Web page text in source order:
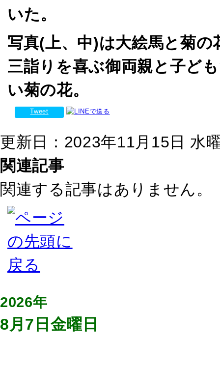
いた。
写真(上、中)は大絵馬と菊
三詣りを喜ぶ御両親と子ど
い菊の花。
Tweet
更新日：2023年11月15日 水
関連記事
関連する記事はありません。
2026年
8月7日金曜日